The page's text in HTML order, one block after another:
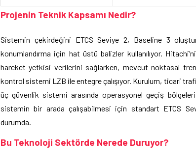
Projenin Teknik Kapsamı Nedir?
Sistemin çekirdeğini ETCS Seviye 2, Baseline 3
konumlandırma için hat üstü balizler kullanılıyor.
hareket yetkisi verilerini sağlarken, mevcut noktasal
kontrol sistemi LZB ile entegre çalışıyor. Kurulum, ticari
üç güvenlik sistemi arasında operasyonel geçiş
sistemin bir arada çalışabilmesi için standart ETCS
durumda.
Bu Teknoloji Sektörde Nerede Duruyor?